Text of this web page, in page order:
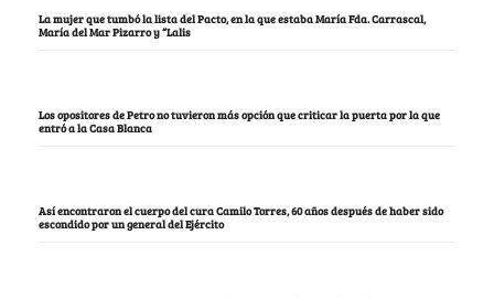
La mujer que tumbó la lista del Pacto, en la que estaba María Fda. Carrascal,
María del Mar Pizarro y “Lalis
Los opositores de Petro no tuvieron más opción que criticar la puerta por la que
entró a la Casa Blanca
Así encontraron el cuerpo del cura Camilo Torres, 60 años después de haber sido
escondido por un general del Ejército